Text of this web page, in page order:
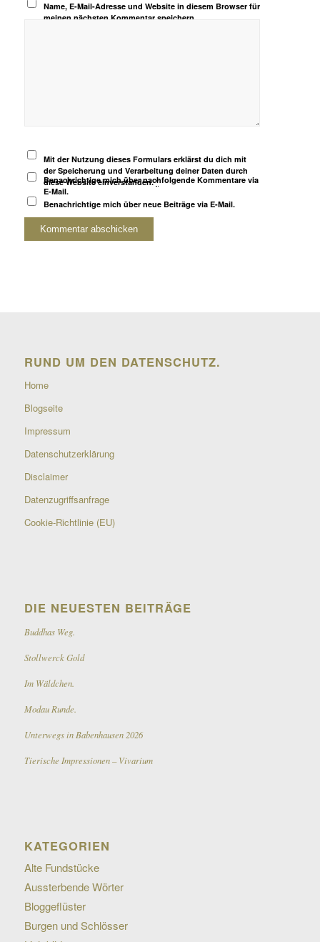
Name, E-Mail-Adresse und Website in diesem Browser für
meinen nächsten Kommentar speichern.
Mit der Nutzung dieses Formulars erklärst du dich mit
der Speicherung und Verarbeitung deiner Daten durch
diese Website einverstanden.*
Benachrichtige mich über nachfolgende Kommentare via
E-Mail.
Benachrichtige mich über neue Beiträge via E-Mail.
RUND UM DEN DATENSCHUTZ.
Home
Blogseite
Impressum
Datenschutzerklärung
Disclaimer
Datenzugriffsanfrage
Cookie-Richtlinie (EU)
DIE NEUESTEN BEITRÄGE
Buddhas Weg.
Stollwerck Gold
Im Wäldchen.
Modau Runde.
Unterwegs in Babenhausen 2026
Tierische Impressionen – Vivarium
KATEGORIEN
Alte Fundstücke
Aussterbende Wörter
Bloggeflüster
Burgen und Schlösser